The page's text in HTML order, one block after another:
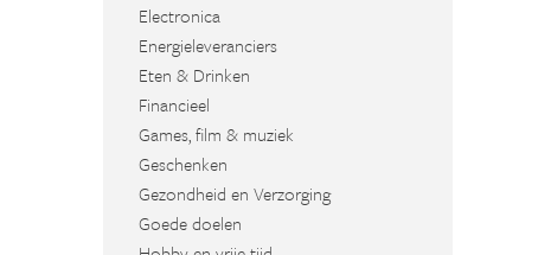
Electronica
Energieleveranciers
Eten & Drinken
Financieel
Games, film & muziek
Geschenken
Gezondheid en Verzorging
Goede doelen